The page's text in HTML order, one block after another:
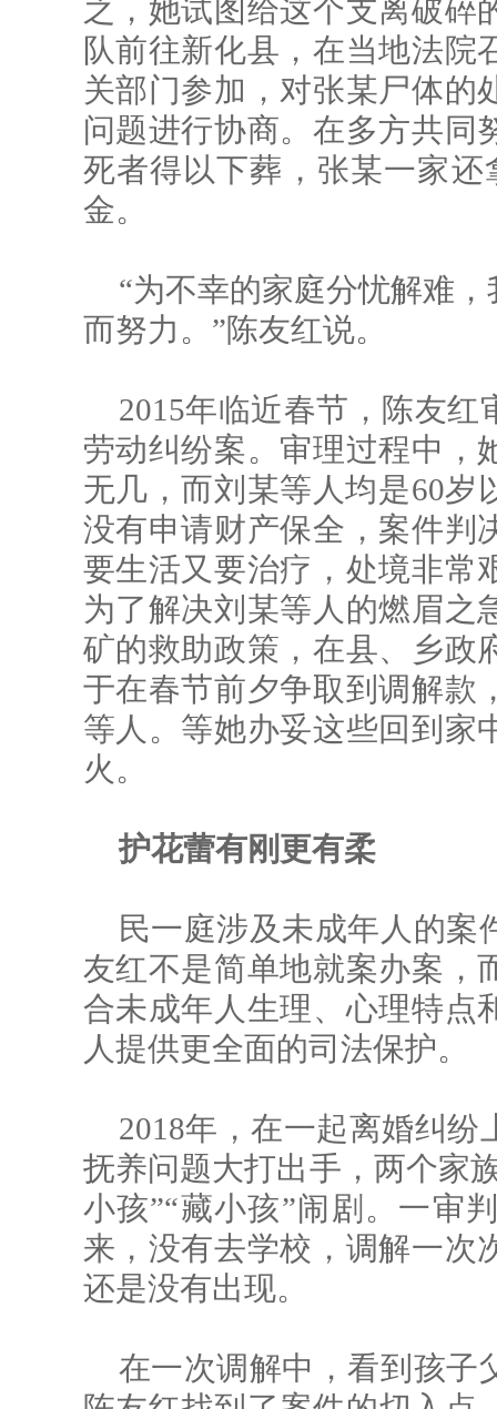
之，她试图给这个支离破碎
队前往新化县，在当地法院
关部门参加，对张某尸体的
问题进行协商。在多方共同
死者得以下葬，张某一家
金。
“为不幸的家庭分忧解难
而努力。”陈友红说。
2015年临近春节，陈友
劳动纠纷案。审理过程中，
无几，而刘某等人均是60岁
没有申请财产保全，案件判
要生活又要治疗，处境非常
为了解决刘某等人的燃眉之
矿的救助政策，在县、乡政
于在春节前夕争取到调解款
等人。等她办妥这些回到家
火。
护花蕾有刚更有柔
民一庭涉及未成年人的案
友红不是简单地就案办案，
合未成年人生理、心理特点
人提供更全面的司法保护。
2018年，在一起离婚纠
抚养问题大打出手，两个家
小孩”“藏小孩”闹剧。一审
来，没有去学校，调解一次
还是没有出现。
在一次调解中，看到孩子